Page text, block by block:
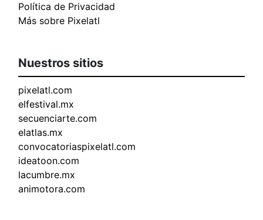
Política de Privacidad
Más sobre Pixelatl
Nuestros sitios
pixelatl.com
elfestival.mx
secuenciarte.com
elatlas.mx
convocatoriaspixelatl.com
ideatoon.com
lacumbre.mx
animotora.com